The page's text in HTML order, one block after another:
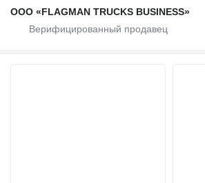
ООО «FLAGMAN TRUCKS BUSINESS»